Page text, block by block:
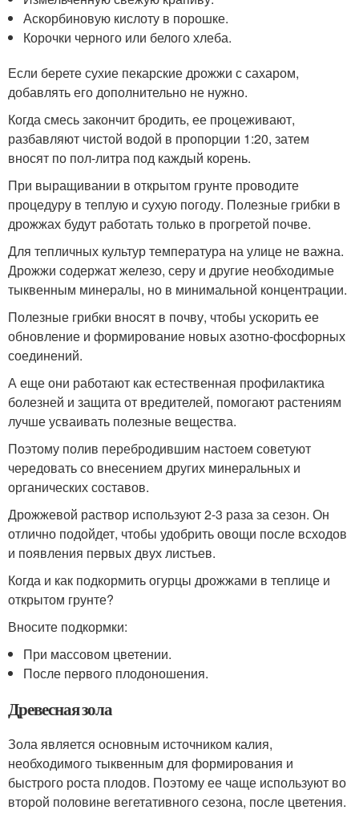
Аскорбиновую кислоту в порошке.
Корочки черного или белого хлеба.
Если берете сухие пекарские дрожжи с сахаром,
добавлять его дополнительно не нужно.
Когда смесь закончит бродить, ее процеживают,
разбавляют чистой водой в пропорции 1:20, затем
вносят по пол-литра под каждый корень.
При выращивании в открытом грунте проводите
процедуру в теплую и сухую погоду. Полезные грибки в
дрожжах будут работать только в прогретой почве.
Для тепличных культур температура на улице не важна.
Дрожжи содержат железо, серу и другие необходимые
тыквенным минералы, но в минимальной концентрации.
Полезные грибки вносят в почву, чтобы ускорить ее
обновление и формирование новых азотно-фосфорных
соединений.
А еще они работают как естественная профилактика
болезней и защита от вредителей, помогают растениям
лучше усваивать полезные вещества.
Поэтому полив перебродившим настоем советуют
чередовать со внесением других минеральных и
органических составов.
Дрожжевой раствор используют 2-3 раза за сезон. Он
отлично подойдет, чтобы удобрить овощи после всходов
и появления первых двух листьев.
Когда и как подкормить огурцы дрожжами в теплице и
открытом грунте?
Вносите подкормки:
При массовом цветении.
После первого плодоношения.
Древесная зола
Зола является основным источником калия,
необходимого тыквенным для формирования и
быстрого роста плодов. Поэтому ее чаще используют во
второй половине вегетативного сезона, после цветения.